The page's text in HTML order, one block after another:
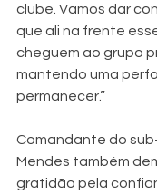
clube. Vamos dar
que ali na frente
cheguem ao grupo
mantendo uma
permanecer.”
Comandante do
Mendes também
gratidão pela